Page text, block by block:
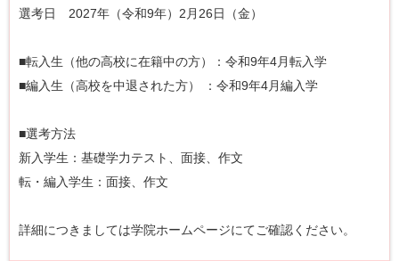
選考日 2027年（令和9年）2月26日（金）
■転入生（他の高校に在籍中の方）：令和9年4月転入学
■編入生（高校を中退された方） ：令和9年4月編入学
■選考方法
新入学生：基礎学力テスト、面接、作文
転・編入学生：面接、作文
詳細につきましては学院ホームページにてご確認ください。